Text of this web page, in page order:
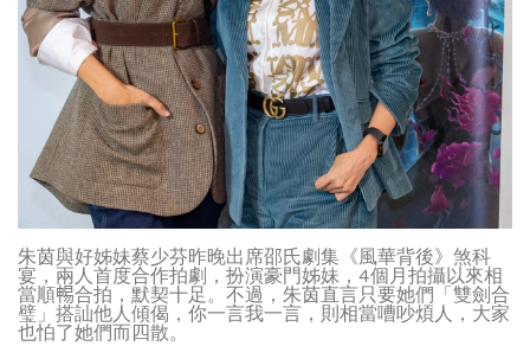
朱茵與好姊妹蔡少芬昨晚出席邵氏劇集《風華背後》煞科
宴，兩人首度合作拍劇，扮演豪門姊妹，4個月拍攝以來相
當順𣈱合拍，默契十足。不過，朱茵直言只要她們「雙劍合
璧」搭訕他人傾偈，你一言我一言，則相當嘈吵煩人，大家
也怕了她們而四散。